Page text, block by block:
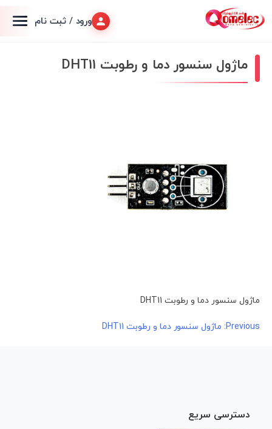
ورود / ثبت نام
ماژول سنسور دما و رطوبت DHT11
ماژول سنسور دما و رطوبت DHT11
راهبری
Previous: ماژول سنسور دما و رطوبت DHT11
دسترسی سریع